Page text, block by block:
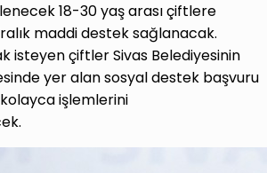
18-30 yaş arası çiftlere
maddi destek sağlanacak.
isteyen çiftler Sivas Belediyesinin
yer alan sosyal destek başvuru
işlemlerini